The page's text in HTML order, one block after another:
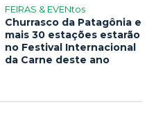
FEIRAS & EVENtos
Churrasco da Patagônia e
mais 30 estações estarão
no Festival Internacional
da Carne deste ano